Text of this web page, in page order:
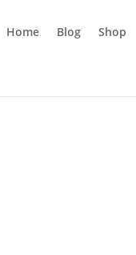
Home Blog Shop